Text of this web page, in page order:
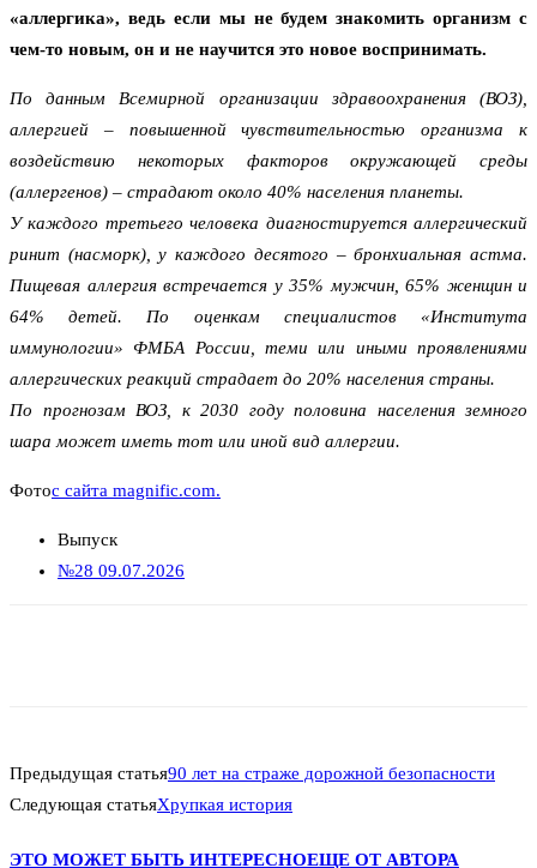
«аллергика», ведь если мы не будем знакомить организм с
чем-то новым, он и не научится это новое воспринимать.
По данным Всемирной организации здравоохранения (ВОЗ),
аллергией – повышенной чувствительностью организма к
воздействию некоторых факторов окружающей среды
(аллергенов) – страдают около 40% населения планеты.
У каждого третьего человека диагностируется аллергический
ринит (насморк), у каждого десятого – бронхиальная астма.
Пищевая аллергия встречается у 35% мужчин, 65% женщин и
64% детей. По оценкам специалистов «Института
иммунологии» ФМБА России, теми или иными проявлениями
аллергических реакций страдает до 20% населения страны.
По прогнозам ВОЗ, к 2030 году половина населения земного
шара может иметь тот или иной вид аллергии.
Фотос сайта magnific.com.
Выпуск
№28 09.07.2026
Предыдущая статья90 лет на страже дорожной безопасности
Следующая статьяХрупкая история
ЭТО МОЖЕТ БЫТЬ ИНТЕРЕСНОЕЩЕ ОТ АВТОРА